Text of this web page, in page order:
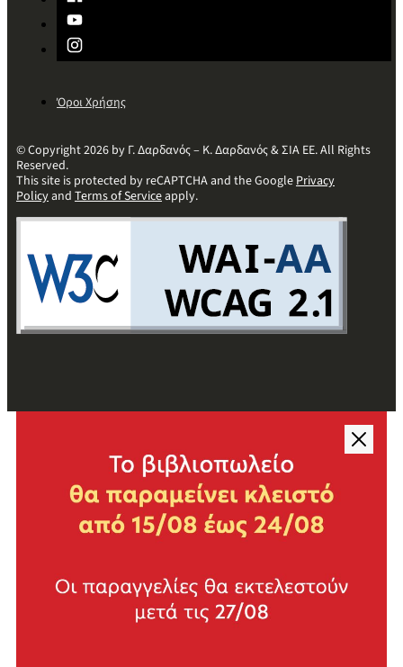
Όροι Χρήσης
© Copyright 2026 by Γ. Δαρδανός – Κ. Δαρδανός & ΣΙΑ ΕΕ. All Rights
Reserved.
This site is protected by reCAPTCHA and the GooglePrivacy
Policyand Terms of Serviceapply.